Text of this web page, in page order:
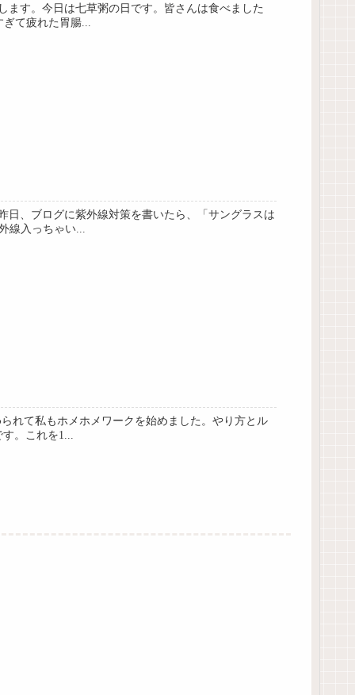
す。今日は七草粥の日です。皆さんは食べました
て疲れた胃腸...
、ブログに紫外線対策を書いたら、「サングラスは
線入っちゃい...
れて私もホメホメワークを始めました。やり方とル
。これを1...